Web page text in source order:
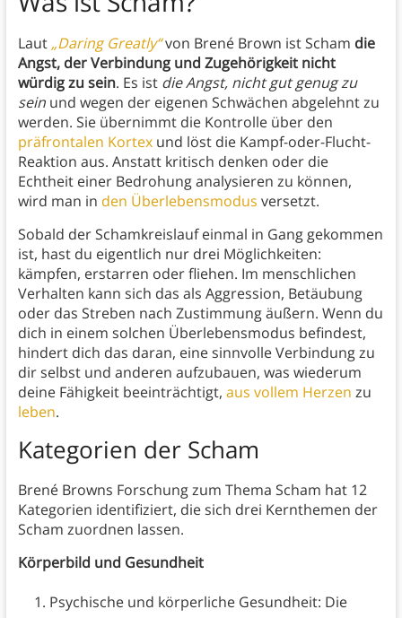
Laut „Daring Greatly“von Brené Brown ist Scham die
Angst, der Verbindung und Zugehörigkeit nicht
würdig zu sein. Es ist die Angst, nicht gut genug zu
seinund wegen der eigenen Schwächen abgelehnt zu
werden. Sie übernimmt die Kontrolle über den
präfrontalen Kortexund löst die Kampf-oder-Flucht-
Reaktion aus. Anstatt kritisch denken oder die
Echtheit einer Bedrohung analysieren zu können,
wird man in den Überlebensmodus versetzt.
Sobald der Schamkreislauf einmal in Gang gekommen
ist, hast du eigentlich nur drei Möglichkeiten:
kämpfen, erstarren oder fliehen. Im menschlichen
Verhalten kann sich das als Aggression, Betäubung
oder das Streben nach Zustimmung äußern. Wenn du
dich in einem solchen Überlebensmodus befindest,
hindert dich das daran, eine sinnvolle Verbindung zu
dir selbst und anderen aufzubauen, was wiederum
deine Fähigkeit beeinträchtigt, aus vollem Herzen zu
leben.
Kategorien der Scham
Brené Browns Forschung zum Thema Scham hat 12
Kategorien identifiziert, die sich drei Kernthemen der
Scham zuordnen lassen.
Körperbild und Gesundheit
Psychische und körperliche Gesundheit: Die